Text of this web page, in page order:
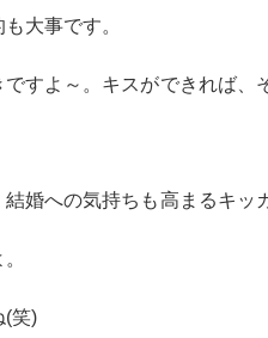
大事です。
すよ～。キスができれば、
婚への気持ちも高まるキッ
(笑)